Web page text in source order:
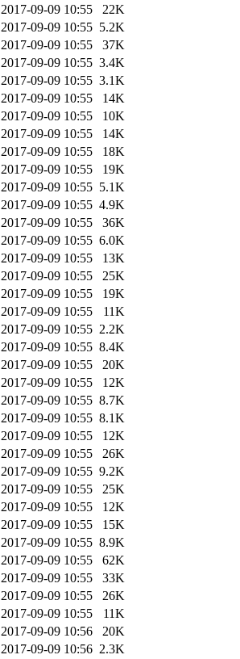
2017-09-09 10:55
22K
2017-09-09 10:55 5.2K
2017-09-09 10:55
37K
2017-09-09 10:55 3.4K
2017-09-09 10:55 3.1K
2017-09-09 10:55
14K
2017-09-09 10:55
10K
2017-09-09 10:55
14K
2017-09-09 10:55
18K
2017-09-09 10:55
19K
2017-09-09 10:55 5.1K
2017-09-09 10:55 4.9K
2017-09-09 10:55
36K
2017-09-09 10:55 6.0K
2017-09-09 10:55
13K
2017-09-09 10:55
25K
2017-09-09 10:55
19K
2017-09-09 10:55
11K
2017-09-09 10:55 2.2K
2017-09-09 10:55 8.4K
2017-09-09 10:55
20K
2017-09-09 10:55
12K
2017-09-09 10:55 8.7K
2017-09-09 10:55 8.1K
2017-09-09 10:55
12K
2017-09-09 10:55
26K
2017-09-09 10:55 9.2K
2017-09-09 10:55
25K
2017-09-09 10:55
12K
2017-09-09 10:55
15K
2017-09-09 10:55 8.9K
2017-09-09 10:55
62K
2017-09-09 10:55
33K
2017-09-09 10:55
26K
2017-09-09 10:55
11K
2017-09-09 10:56
20K
2017-09-09 10:56 2.3K